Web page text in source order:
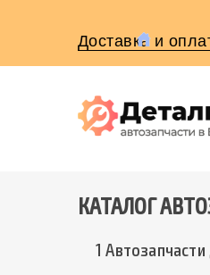
Доставка и
КАТАЛОГ
1